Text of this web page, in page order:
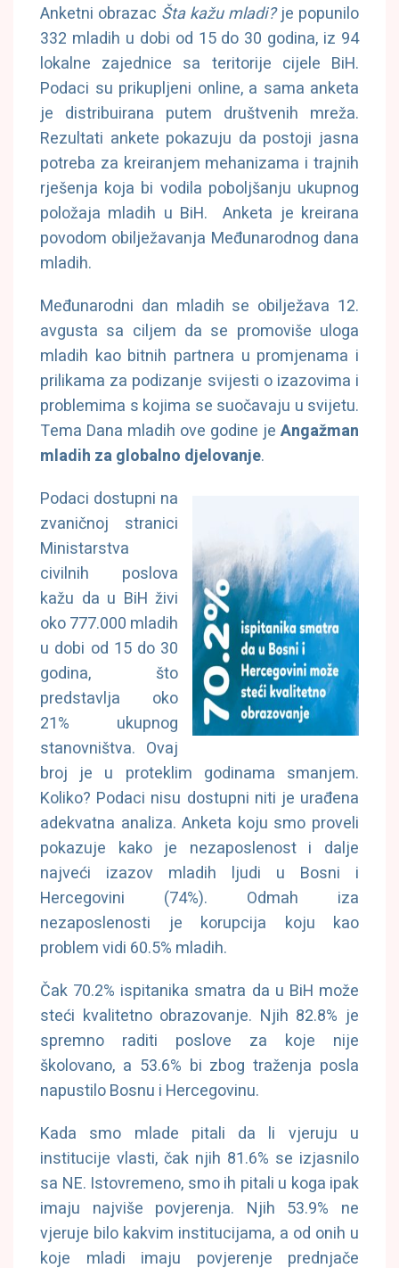
Anketni obrazac Šta kažu mladi?je popunilo
332 mladih u dobi od 15 do 30 godina, iz 94
lokalne zajednice sa teritorije cijele BiH.
Podaci su prikupljeni online, a sama anketa
je distribuirana putem društvenih mreža.
Rezultati ankete pokazuju da postoji jasna
potreba za kreiranjem mehanizama i trajnih
rješenja koja bi vodila poboljšanju ukupnog
položaja mladih u BiH. Anketa je kreirana
povodom obilježavanja Međunarodnog dana
mladih.
Međunarodni dan mladih se obilježava 12.
avgusta sa ciljem da se promoviše uloga
mladih kao bitnih partnera u promjenama i
prilikama za podizanje svijesti o izazovima i
problemima s kojima se suočavaju u svijetu.
Tema Dana mladih ove godine je Angažman
mladih za globalno djelovanje.
Podaci dostupni na
zvaničnoj stranici
Ministarstva
civilnih poslova
kažu da u BiH živi
oko 777.000 mladih
u dobi od 15 do 30
godina, što
predstavlja oko
21% ukupnog
stanovništva. Ovaj
broj je u proteklim godinama smanjem.
Koliko? Podaci nisu dostupni niti je urađena
adekvatna analiza. Anketa koju smo proveli
pokazuje kako je nezaposlenost i dalje
najveći izazov mladih ljudi u Bosni i
Hercegovini (74%). Odmah iza
nezaposlenosti je korupcija koju kao
problem vidi 60.5% mladih.
Čak 70.2% ispitanika smatra da u BiH može
steći kvalitetno obrazovanje. Njih 82.8% je
spremno raditi poslove za koje nije
školovano, a 53.6% bi zbog traženja posla
napustilo Bosnu i Hercegovinu.
Kada smo mlade pitali da li vjeruju u
institucije vlasti, čak njih 81.6% se izjasnilo
sa NE. Istovremeno, smo ih pitali u koga ipak
imaju najviše povjerenja. Njih 53.9% ne
vjeruje bilo kakvim institucijama, a od onih u
koje mladi imaju povjerenje prednjače